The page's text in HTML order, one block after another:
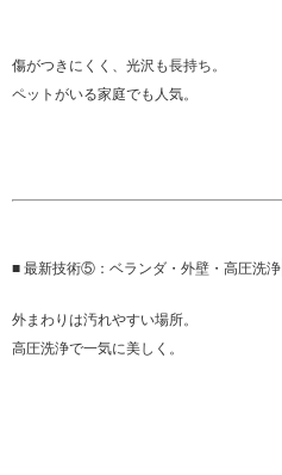
傷がつきにくく、光沢も長持ち。
ペットがいる家庭でも人気。
■ 最新技術⑤：ベランダ・外壁・高圧洗浄
外まわりは汚れやすい場所。
高圧洗浄で一気に美しく。